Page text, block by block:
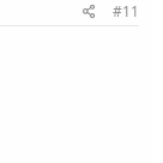
#11